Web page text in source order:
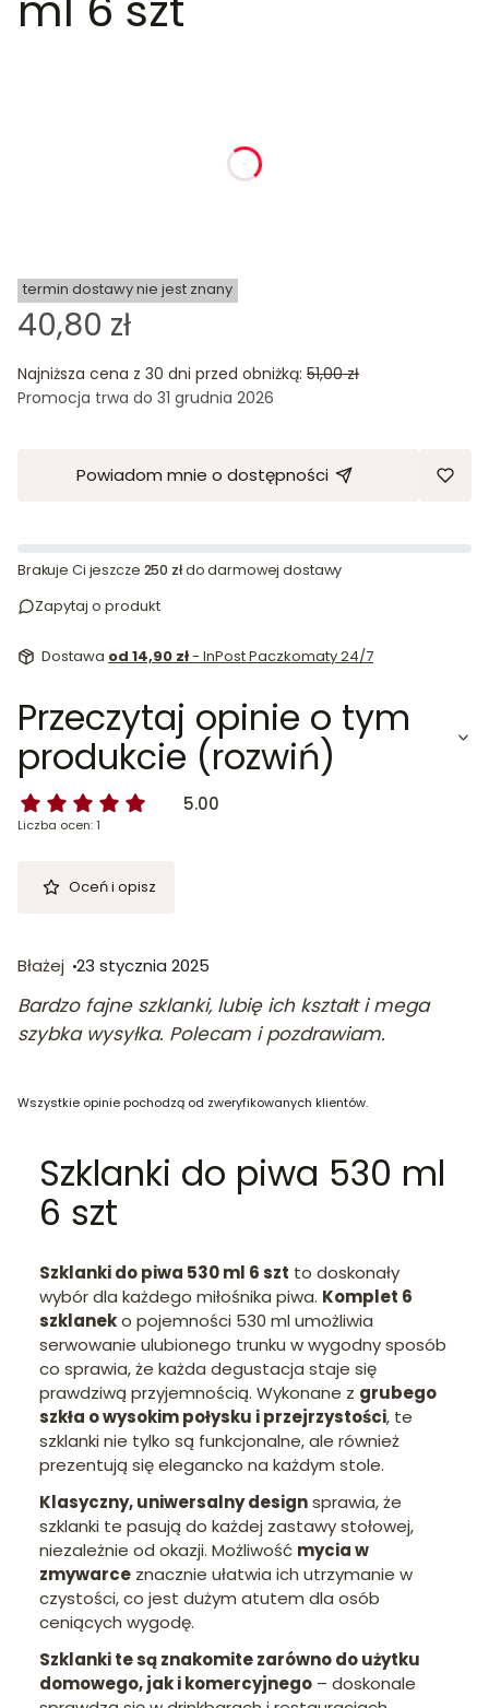
godziny
termin dostawy nie jest znany
40,80 zł
Najniższa cena z 30 dni przed obniżką: 51,00 zł
Promocja trwa do 31 grudnia 2026
Powiadom mnie o dostępności
Brakuje Ci jeszcze 250 złdo darmowej dostawy
Zapytaj o produkt
Dostawa od 14,90 zł- InPost Paczkomaty 24/7
Przeczytaj opinie o tym
produkcie (rozwiń)
5.00
Liczba ocen: 1
Oceń i opisz
Błażej 23 stycznia 2025
Bardzo fajne szklanki, lubię ich kształt i mega
szybka wysyłka. Polecam i pozdrawiam.
Wszystkie opinie pochodzą od zweryfikowanych klientów.
Szklanki do piwa 530 ml
6 szt
Szklanki do piwa 530 ml 6 szt to doskonały
wybór dla każdego miłośnika piwa. Komplet 6
szklaneko pojemności 530 ml umożliwia
serwowanie ulubionego trunku w wygodny sposób
co sprawia, że każda degustacja staje się
prawdziwą przyjemnością. Wykonane z grubego
szkła o wysokim połysku i przejrzystości, te
szklanki nie tylko są funkcjonalne, ale również
prezentują się elegancko na każdym stole.
Klasyczny, uniwersalny designsprawia, że
szklanki te pasują do każdej zastawy stołowej,
niezależnie od okazji. Możliwość mycia w
zmywarce znacznie ułatwia ich utrzymanie w
czystości, co jest dużym atutem dla osób
ceniących wygodę.
Szklanki te są znakomite zarówno do użytku
domowego, jak i komercyjnego – doskonale